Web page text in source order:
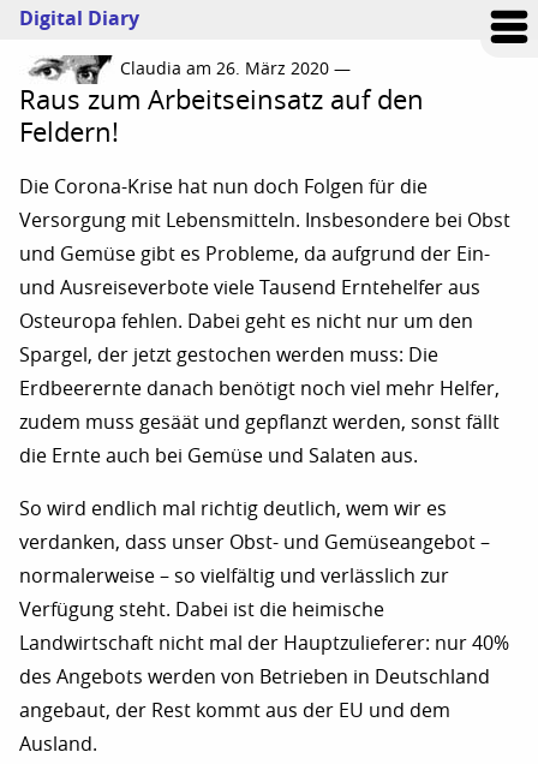
Digital Diary
Claudia am 26. März 2020 —
Raus zum Arbeitseinsatz auf den
Feldern!
Die Corona-Krise hat nun doch Folgen für die
Versorgung mit Lebensmitteln. Insbesondere bei Obst
und Gemüse gibt es Probleme, da aufgrund der Ein-
und Ausreiseverbote viele Tausend Erntehelfer aus
Osteuropa fehlen. Dabei geht es nicht nur um den
Spargel, der jetzt gestochen werden muss: Die
Erdbeerernte danach benötigt noch viel mehr Helfer,
zudem muss gesäät und gepflanzt werden, sonst fällt
die Ernte auch bei Gemüse und Salaten aus.
So wird endlich mal richtig deutlich, wem wir es
verdanken, dass unser Obst- und Gemüseangebot –
normalerweise – so vielfältig und verlässlich zur
Verfügung steht. Dabei ist die heimische
Landwirtschaft nicht mal der Hauptzulieferer: nur 40%
des Angebots werden von Betrieben in Deutschland
angebaut, der Rest kommt aus der EU und dem
Ausland.